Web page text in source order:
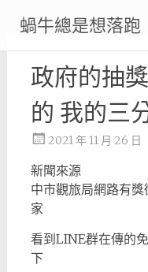
content
蝸牛總是想落跑
政府的抽
的 我的三
2021 年 11 月 26 日
新聞來源
中市觀旅局網路有
家
看到LINE群在傳的
下